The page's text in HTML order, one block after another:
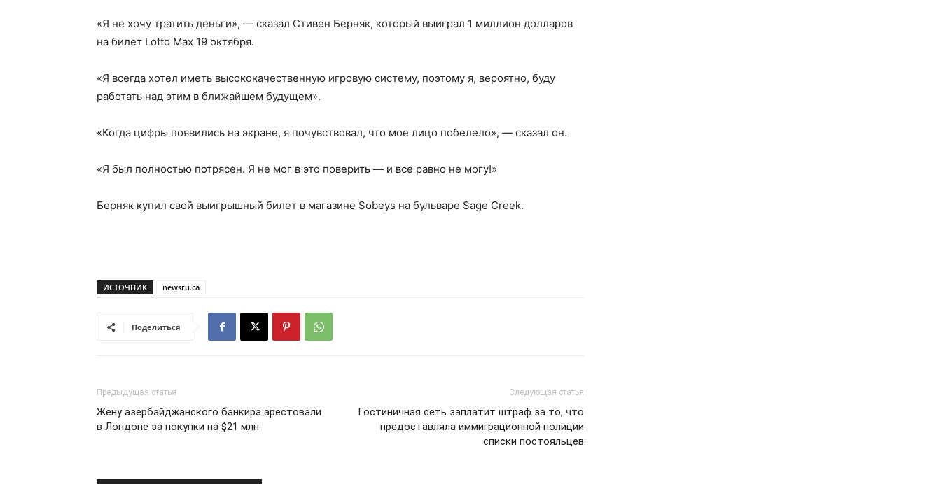
«Я не хочу тратить деньги», — сказал Стивен Берняк, который выиграл 1 миллион долларов
на билет Lotto Max 19 октября.
«Я всегда хотел иметь высококачественную игровую систему, поэтому я, вероятно, буду
работать над этим в ближайшем будущем».
«Когда цифры появились на экране, я почувствовал, что мое лицо побелело», — сказал он.
«Я был полностью потрясен. Я не мог в это поверить — и все равно не могу!»
Берняк купил свой выигрышный билет в магазине Sobeys на бульваре Sage Creek.
ИСТОЧНИК newsru.ca
Поделиться
Предыдущая статья
Жену азербайджанского банкира арестовали
в Лондоне за покупки на $21 млн
Следующая статья
Гостиничная сеть заплатит штраф за то, что
предоставляла иммиграционной полиции
списки постояльцев